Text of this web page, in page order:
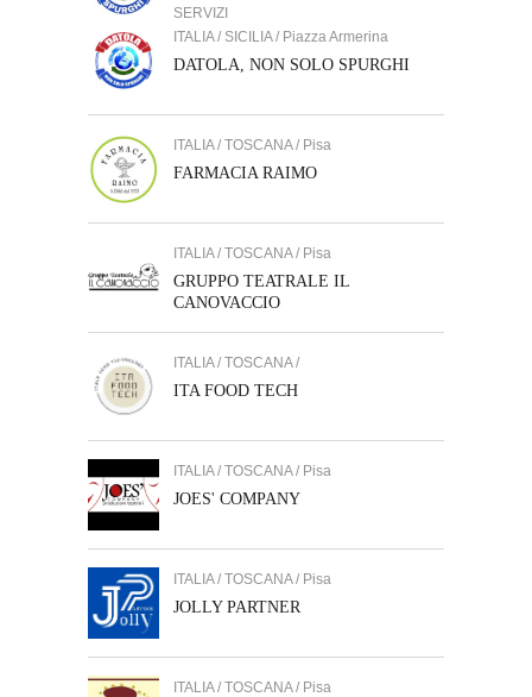
SERVIZI
ITALIA / SICILIA / Piazza Armerina
DATOLA, NON SOLO SPURGHI
ITALIA / TOSCANA / Pisa
FARMACIA RAIMO
ITALIA / TOSCANA / Pisa
GRUPPO TEATRALE IL
CANOVACCIO
ITALIA / TOSCANA /
ITA FOOD TECH
ITALIA / TOSCANA / Pisa
JOES' COMPANY
ITALIA / TOSCANA / Pisa
JOLLY PARTNER
ITALIA / TOSCANA / Pisa